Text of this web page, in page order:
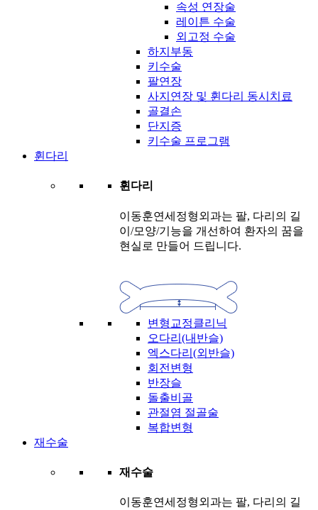
속성 연장술
레이튼 수술
외고정 수술
하지부동
키수술
팔연장
사지연장 및 휜다리 동시치료
골결손
단지증
키수술 프로그램
휜다리
휜다리
이동훈연세정형외과는 팔, 다리의 길
이/모양/기능을 개선하여 환자의 꿈을
현실로 만들어 드립니다.
변형교정클리닉
오다리(내반슬)
엑스다리(외반슬)
회전변형
반장슬
돌출비골
관절염 절골술
복합변형
재수술
재수술
이동훈연세정형외과는 팔, 다리의 길